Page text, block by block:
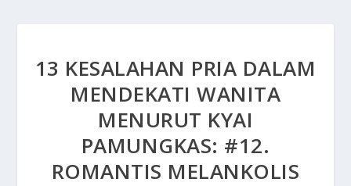
13 KESALAHAN PRIA DALAM
MENDEKATI WANITA
MENURUT KYAI
PAMUNGKAS: #12.
ROMANTIS MELANKOLIS